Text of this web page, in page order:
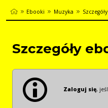
Ebooki Muzyka
Szczegóły
Zaloguj się,